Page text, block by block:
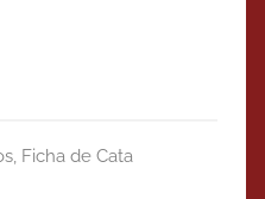
, Ficha de Cata